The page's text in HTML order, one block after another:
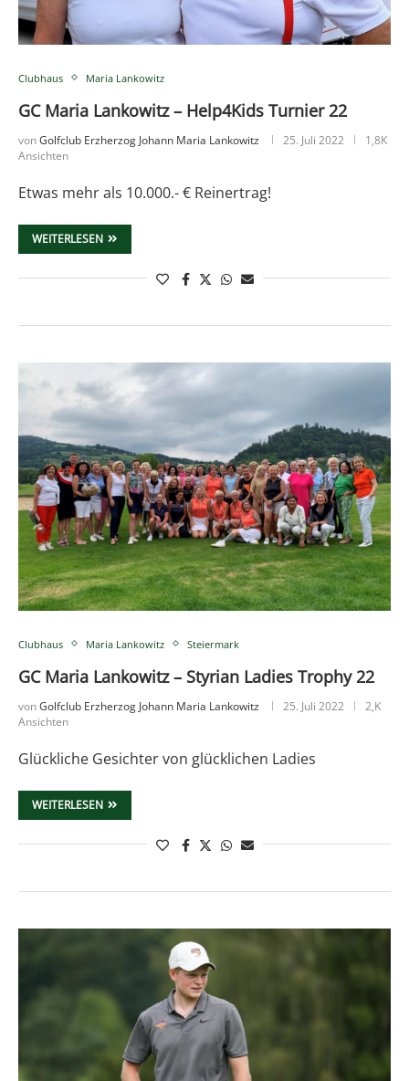
Clubhaus Maria Lankowitz
GC Maria Lankowitz – Help4Kids Turnier 22
vonGolfclub Erzherzog Johann Maria Lankowitz 25. Juli 2022
1,8K
Ansichten
Etwas mehr als 10.000.- € Reinertrag!
WEITERLESEN
Clubhaus Maria Lankowitz Steiermark
GC Maria Lankowitz – Styrian Ladies Trophy 22
vonGolfclub Erzherzog Johann Maria Lankowitz 25. Juli 2022
2,K
Ansichten
Glückliche Gesichter von glücklichen Ladies
WEITERLESEN